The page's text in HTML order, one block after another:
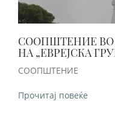
СООПШТЕНИЕ ВО
НА „ЕВРЕЈСКА
СООПШТЕНИЕ
Прочитај повеќе